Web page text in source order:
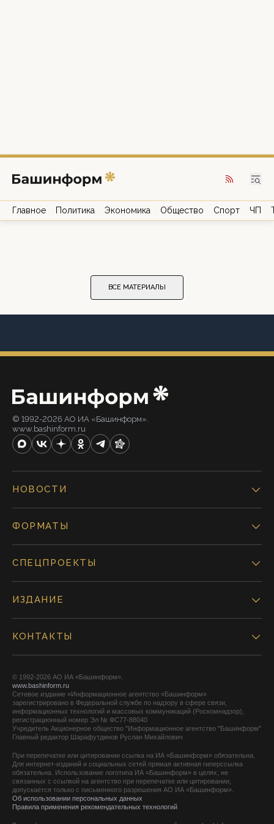
Главное Политика Экономика Общество Спорт ЧП
ВСЕ МАТЕРИАЛЫ
© 1992-2026 АО ИА «Башинформ».
www.bashinform.ru
НОВОСТИ
ФОРМАТЫ
СПЕЦПРОЕКТЫ
ИЗДАНИЕ
КОНТАКТЫ
© 1992-2026 АО ИА «Башинформ».
www.bashinform.ru
Сетевое издание «Информационное агентство «Башинформ»
зарегистрировано в Федеральной службе по надзору в сфере связи,
информационных технологий и массовых коммуникаций (Роскомнадзор),
регистрационный номер Эл № ФС77-88040
Учредитель Акционерное общество "Информационное агентство "Башинформ"
Главный редактор Шарафутдинов Руслан Михайлович
При перепечатке или цитировании ссылка на ИА «Башинформ» обязательна.
Для интернет-изданий и социальных сетей прямая активная гиперссылка
обязательна. Использование логотипа ИА «Башинформ» в целях, не
связанных с ссылкой на агентство при перепечатке или цитировании,
допускается только с письменного разрешения АО ИА «Башинформ».
Об использовании персональных данных
Правила применения рекомендательных технологий